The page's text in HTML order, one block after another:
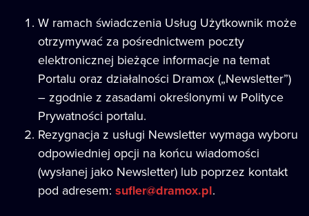
W ramach świadczenia Usług Użytkownik może
otrzymywać za pośrednictwem poczty
elektronicznej bieżące informacje na temat
Portalu oraz działalności Dramox („Newsletter”)
– zgodnie z zasadami określonymi w Polityce
Prywatności portalu.
Rezygnacja z usługi Newsletter wymaga wyboru
odpowiedniej opcji na końcu wiadomości
(wysłanej jako Newsletter) lub poprzez kontakt
pod adresem: sufler@dramox.pl.